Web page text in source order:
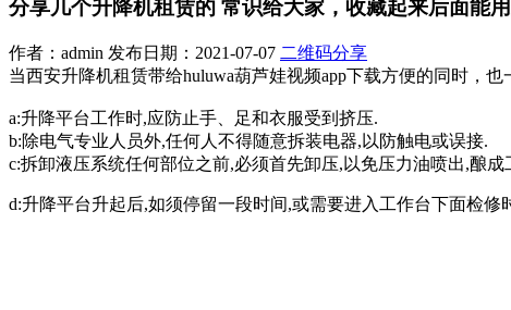
分享几个升降机租赁的 常识给大家，收藏起来后面能用到
作者：admin 发布日期：2021-07-07 二维码分享
当西安升降机租赁带给huluwa葫芦娃视频app下载方便的同时，也一
a:升降平台工作时,应防止手、足和衣服受到挤压.
b:除电气专业人员外,任何人不得随意拆装电器,以防触电或误接.
c:拆卸液压系统任何部位之前,必须首先卸压,以免压力油喷出,酿成
d:升降平台升起后,如须停留一段时间,或需要进入工作台下面检